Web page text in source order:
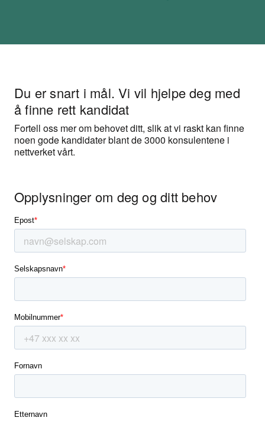
Du er snart i mål. Vi vil hjelpe deg med
å finne rett kandidat
Fortell oss mer om behovet ditt, slik at vi raskt kan finne
noen gode kandidater blant de 3000 konsulentene i
nettverket vårt.
Opplysninger om deg og ditt behov